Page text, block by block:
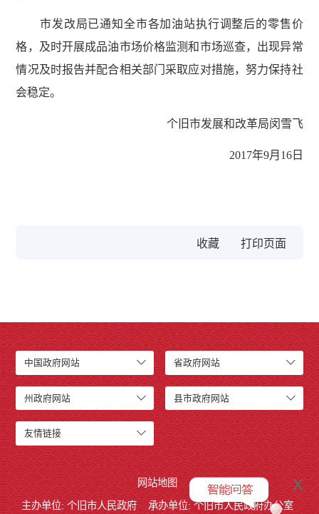
市发改局已通知全市各加油站执行调整后的零售价
格，及时开展成品油市场价格监测和市场巡查，出现异常
情况及时报告并配合相关部门采取应对措施，努力保持社
会稳定。
个旧市发展和改革局闵雪飞
2017年9月16日
收藏
中国政府网站 省政府网站
州政府网站 县市政府网站
友情链接
网站地图
主办单位: 个旧市人民政府
承办单位: 个旧市人民政府办公室
x